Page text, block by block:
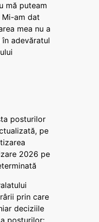
mă puteam
am dat
mea nu a
adevăratul
posturilor
pe
2026 pe
prin care
deciziile
posturilor: